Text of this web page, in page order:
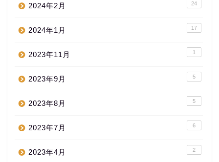
2024年2月 24
2024年1月 17
2023年11月 1
2023年9月 5
2023年8月 5
2023年7月 6
2023年4月 2